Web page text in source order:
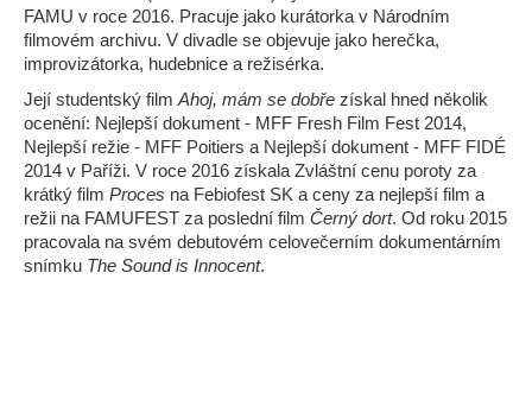
FAMU v roce 2016. Pracuje jako kurátorka v Národním
filmovém archivu. V divadle se objevuje jako herečka,
improvizátorka, hudebnice a režisérka.
Její studentský film Ahoj, mám se dobře získal hned několik
ocenění: Nejlepší dokument - MFF Fresh Film Fest 2014,
Nejlepší režie - MFF Poitiers a Nejlepší dokument - MFF FIDÉ
2014 v Paříži. V roce 2016 získala Zvláštní cenu poroty za
krátký film Proces na Febiofest SK a ceny za nejlepší film a
režii na FAMUFEST za poslední film Černý dort. Od roku 2015
pracovala na svém debutovém celovečerním dokumentárním
snímku The Sound is Innocent.